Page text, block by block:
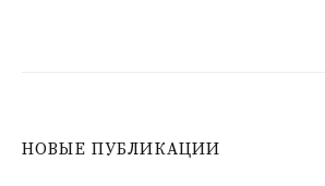
НОВЫЕ ПУБЛИКАЦИИ